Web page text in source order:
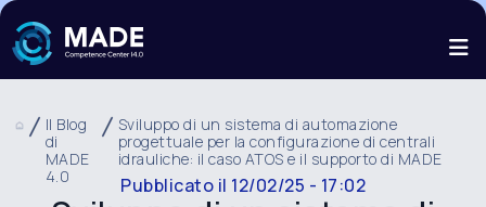
Il Blog
di
MADE
4.0
Sviluppo di un sistema di automazione
progettuale per la configurazione di centrali
idrauliche: il caso ATOS e il supporto di MADE
Pubblicato il 12/02/25 - 17:02